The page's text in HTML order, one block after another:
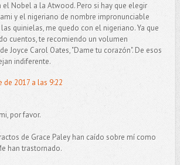
el Nobel a la Atwood. Pero si hay que elegir
y el nigeriano de nombre impronunciable
quinielas, me quedo con el nigeriano. Ya que
cuentos, te recomiendo un volumen
Joyce Carol Oates, "Dame tu corazón". De esos
indiferente.
de 2017 a las 9:22
por favor.
de Grace Paley han caído sobre mí como
han trastornado.